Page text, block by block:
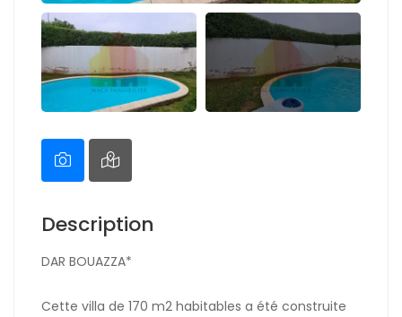
Description
DAR BOUAZZA*
Cette villa de 170 m2 habitables a été construite